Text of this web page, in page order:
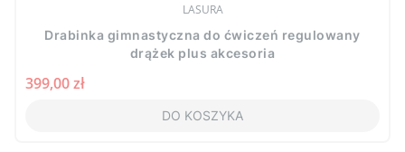
Drabinka gimnastyczna do ćwiczeń regulowany
drążek plus akcesoria
PRODUCENT
LASURA
Cena
399,00 zł
DO KOSZYKA